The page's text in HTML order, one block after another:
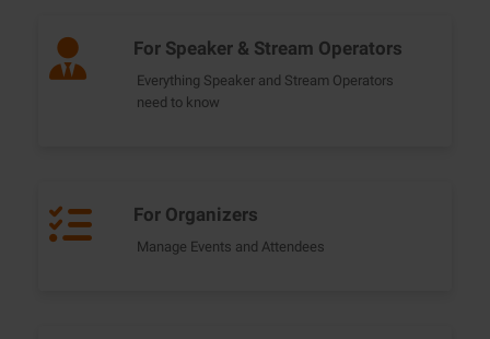
For Speaker & Stream Operators
Everything Speaker and Stream Operators
need to know
For Organizers
Manage Events and Attendees